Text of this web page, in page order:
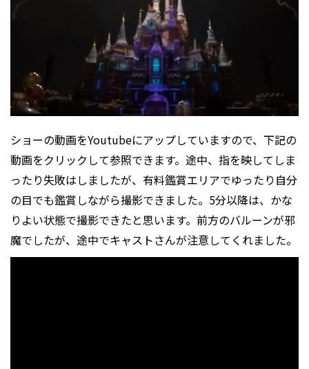
ショーの動画をYoutubeにアップしていますので、下記の
動画をクリックして参照できます。途中、指を映してしま
ったり失敗はしましたが、有料鑑賞エリアでゆったり自分
の目でも鑑賞しながら撮影できました。5分以降は、かな
りよい状態で撮影できたと思います。前方のバルーンが邪
魔でしたが、途中でキャストさんが注意してくれました。